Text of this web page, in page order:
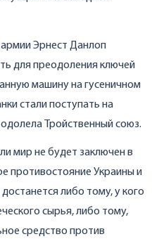
Эрнест Данлоп
для преодоления ключей
машину на гусеничном
стали поступать на
Тройственный союз.
мир не будет заключен в
противостояние Украины и
либо тому, у кого
сырья, либо тому,
средство против